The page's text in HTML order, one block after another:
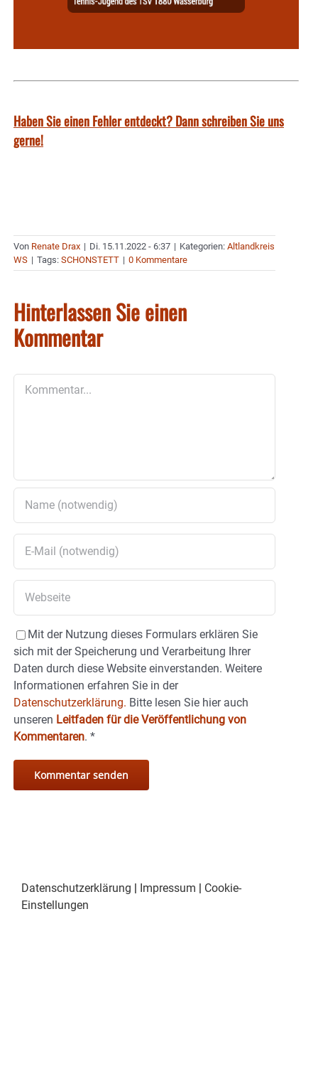
Haben Sie einen Fehler entdeckt? Dann schreiben Sie uns
gerne!
Von Renate Drax | Di. 15.11.2022 - 6:37 | Kategorien: Altlandkreis
WS | Tags: SCHONSTETT | 0 Kommentare
Hinterlassen Sie einen
Kommentar
Mit der Nutzung dieses Formulars erklären Sie
sich mit der Speicherung und Verarbeitung Ihrer
Daten durch diese Website einverstanden. Weitere
Informationen erfahren Sie in der
Datenschutzerklärung. Bitte lesen Sie hier auch
unseren Leitfaden für die Veröffentlichung von
Kommentaren. *
Datenschutzerklärung | Impressum | Cookie-
Einstellungen